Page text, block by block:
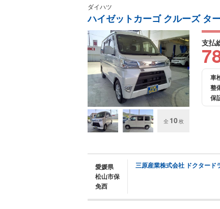
ダイハツ
ハイゼットカーゴ クルーズ タ
全 10枚
支払
車
整
保
愛媛県
松山市保
免西
三原産業株式会社 ドクタード